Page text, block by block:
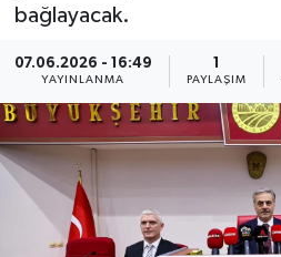
bağlayacak.
07.06.2026 - 16:49
YAYINLANMA PAYLAŞIM